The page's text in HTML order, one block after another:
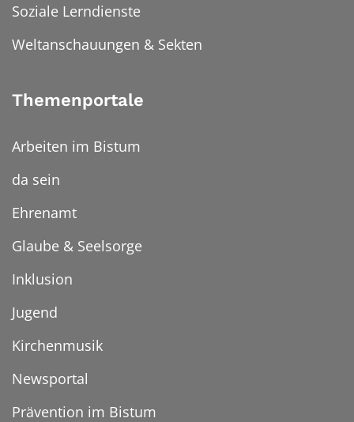
Soziale Lerndienste
Weltanschauungen & Sekten
Themenportale
Arbeiten im Bistum
da sein
Ehrenamt
Glaube & Seelsorge
Inklusion
Jugend
Kirchenmusik
Newsportal
Prävention im Bistum